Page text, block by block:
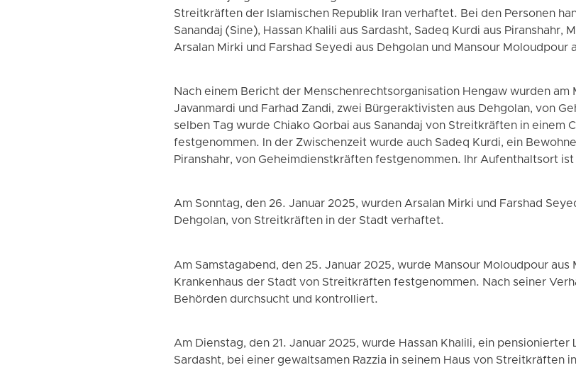
Streitkräften der Islamischen Republik Iran verhaftet. Bei den Personen
Sanandaj (Sine), Hassan Khalili aus Sardasht, Sadeq Kurdi aus Piranshahr,
Arsalan Mirki und Farshad Seyedi aus Dehgolan und Mansour Moloudpour
Nach einem Bericht der Menschenrechtsorganisation Hengaw wurden am
Javanmardi und Farhad Zandi, zwei Bürgeraktivisten aus Dehgolan, von
selben Tag wurde Chiako Qorbai aus Sanandaj von Streitkräften in einem
festgenommen. In der Zwischenzeit wurde auch Sadeq Kurdi, ein
Piranshahr, von Geheimdienstkräften festgenommen. Ihr Aufenthaltsort
Am Sonntag, den 26. Januar 2025, wurden Arsalan Mirki und Farshad
Dehgolan, von Streitkräften in der Stadt verhaftet.
Am Samstagabend, den 25. Januar 2025, wurde Mansour Moloudpour
Krankenhaus der Stadt von Streitkräften festgenommen. Nach seiner
Behörden durchsucht und kontrolliert.
Am Dienstag, den 21. Januar 2025, wurde Hassan Khalili, ein
Sardasht, bei einer gewaltsamen Razzia in seinem Haus von Streitkräften